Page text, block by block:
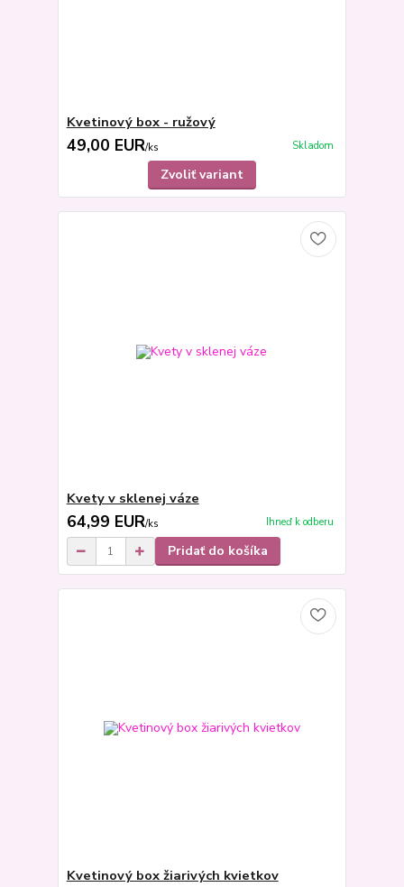
Kvetinový box - ružový
49,00 EUR/ks Skladom
Zvoliť variant
Kvety v sklenej váze
64,99 EUR/ks Ihneď k odberu
Pridať do košíka
Kvetinový box žiarivých kvietkov